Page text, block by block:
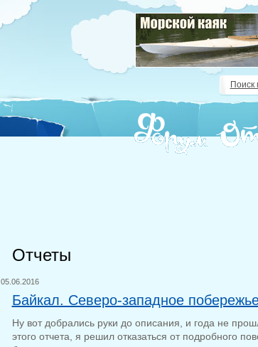
Поиск
Отчеты
05.06.2016
Байкал. Северо-западное
Ну вот добрались руки до описания, и года не
этого отчета, я решил отказаться от подробного